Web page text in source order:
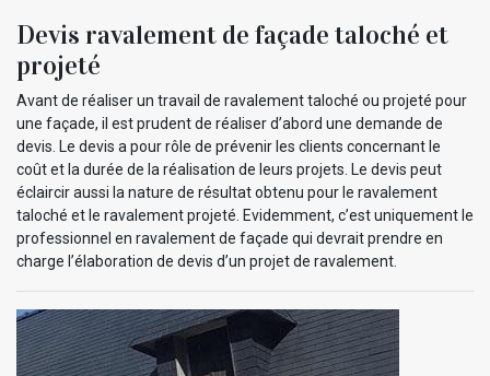
Devis ravalement de façade taloché et
projeté
Avant de réaliser un travail de ravalement taloché ou projeté pour
une façade, il est prudent de réaliser d’abord une demande de
devis. Le devis a pour rôle de prévenir les clients concernant le
coût et la durée de la réalisation de leurs projets. Le devis peut
éclaircir aussi la nature de résultat obtenu pour le ravalement
taloché et le ravalement projeté. Evidemment, c’est uniquement le
professionnel en ravalement de façade qui devrait prendre en
charge l’élaboration de devis d’un projet de ravalement.